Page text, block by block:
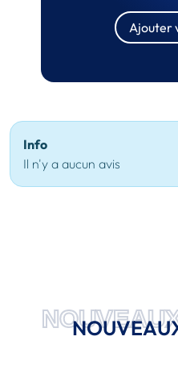
Ajouter
Info
Il n'y a aucun avis